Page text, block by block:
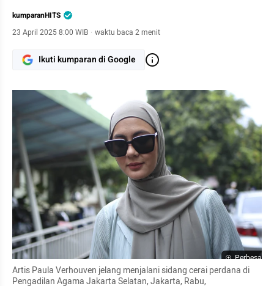
kumparanHITS
23 April 2025 8:00 WIB · waktu baca 2 menit
Ikuti kumparan di Google
Perbesar
Artis Paula Verhouven jelang menjalani sidang cerai perdana di
Pengadilan Agama Jakarta Selatan, Jakarta, Rabu,